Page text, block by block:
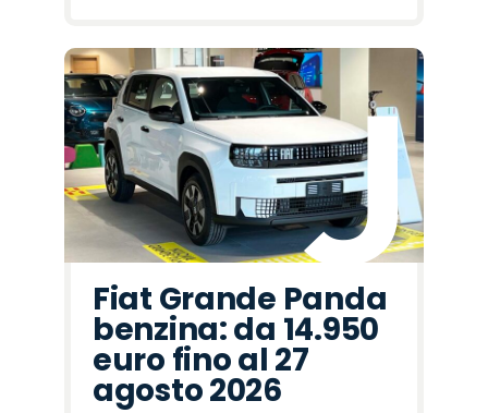
Fiat Grande Panda
benzina: da 14.950
euro fino al 27
agosto 2026